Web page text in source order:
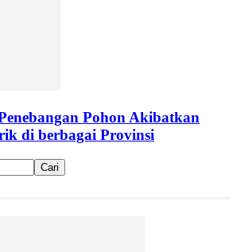
Pohon Akibatkan
di berbagai Provinsi